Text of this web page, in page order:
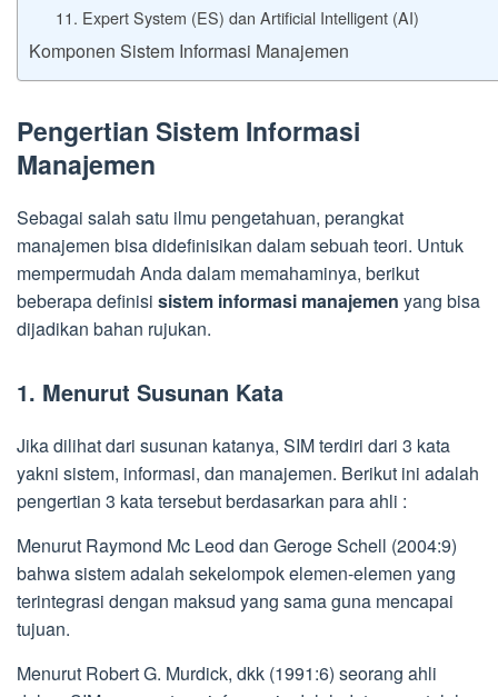
11. Expert System (ES) dan Artificial Intelligent (AI)
Komponen Sistem Informasi Manajemen
Pengertian Sistem Informasi
Manajemen
Sebagai salah satu ilmu pengetahuan, perangkat
manajemen bisa didefinisikan dalam sebuah teori. Untuk
mempermudah Anda dalam memahaminya, berikut
beberapa definisi sistem informasi manajemen yang bisa
dijadikan bahan rujukan.
1. Menurut Susunan Kata
Jika dilihat dari susunan katanya, SIM terdiri dari 3 kata
yakni sistem, informasi, dan manajemen. Berikut ini adalah
pengertian 3 kata tersebut berdasarkan para ahli :
Menurut Raymond Mc Leod dan Geroge Schell (2004:9)
bahwa sistem adalah sekelompok elemen-elemen yang
terintegrasi dengan maksud yang sama guna mencapai
tujuan.
Menurut Robert G. Murdick, dkk (1991:6) seorang ahli